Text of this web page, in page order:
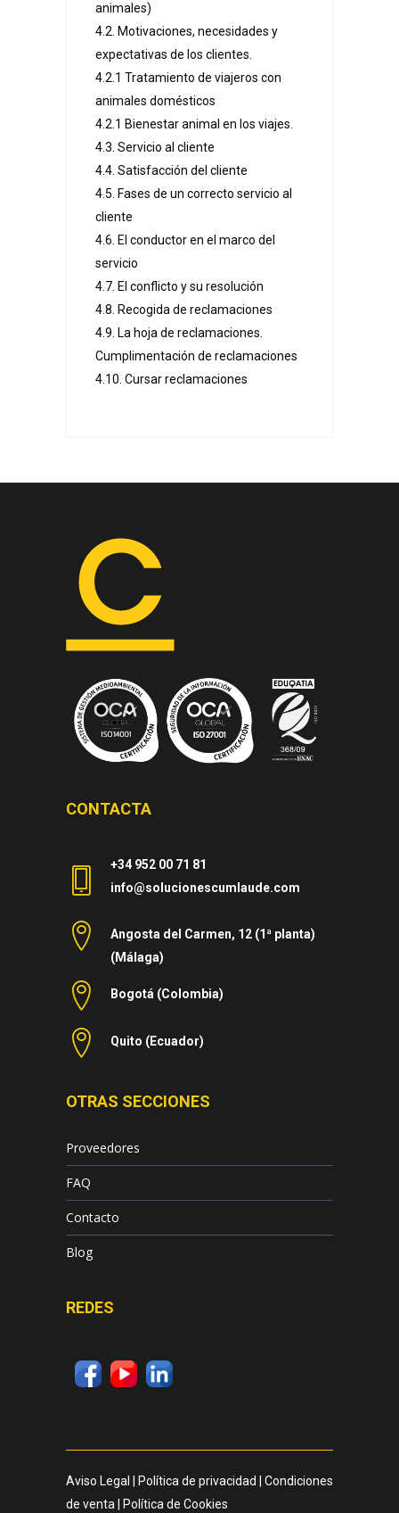
animales)
4.2. Motivaciones, necesidades y
expectativas de los clientes.
4.2.1 Tratamiento de viajeros con
animales domésticos
4.2.1 Bienestar animal en los viajes.
4.3. Servicio al cliente
4.4. Satisfacción del cliente
4.5. Fases de un correcto servicio al
cliente
4.6. El conductor en el marco del
servicio
4.7. El conflicto y su resolución
4.8. Recogida de reclamaciones
4.9. La hoja de reclamaciones.
Cumplimentación de reclamaciones
4.10. Cursar reclamaciones
CONTACTA
+34 952 00 71 81
info@solucionescumlaude.com
Angosta del Carmen, 12 (1ª planta)
(Málaga)
Bogotá (Colombia)
Quito (Ecuador)
OTRAS SECCIONES
Proveedores
FAQ
Contacto
Blog
REDES
Aviso Legal Política de privacidad
Condiciones
de venta
Política de Cookies